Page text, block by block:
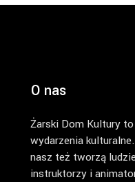
O nas
Żarski Dom Kultury
wydarzenia
nasz też tworzą
instruktorzy i